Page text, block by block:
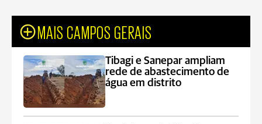
MAIS CAMPOS GERAIS
Tibagi e Sanepar ampliam
rede de abastecimento de
água em distrito